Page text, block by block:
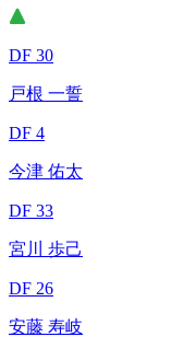
DF 30
戸根 一誓
DF 4
今津 佑太
DF 33
宮川 歩己
DF 26
安藤 寿岐